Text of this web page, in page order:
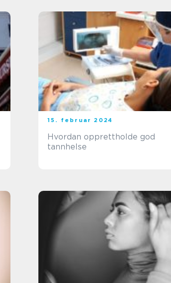
15. februar 2024
Hvordan opprettholde god
tannhelse